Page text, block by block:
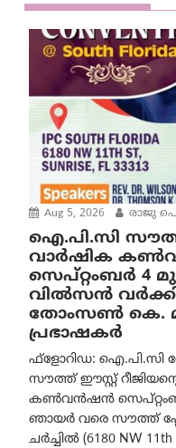
Aug 5, 2026 രാജു
ഐ.പി.സി
വാർഷിക
സെപ്റ്റംബർ 4
വിൽസൻ
തോംസൺ കെ.
പ്രഭാഷകർ
ഫ്ളോറിഡ: ഐ.പി.സി
സൗത്ത് ഈസ്റ്റ്
കൺവൻഷൻ
ഞായർ വരെ സൗത്ത്
ചർച്ചിൽ (6180 NW 11th